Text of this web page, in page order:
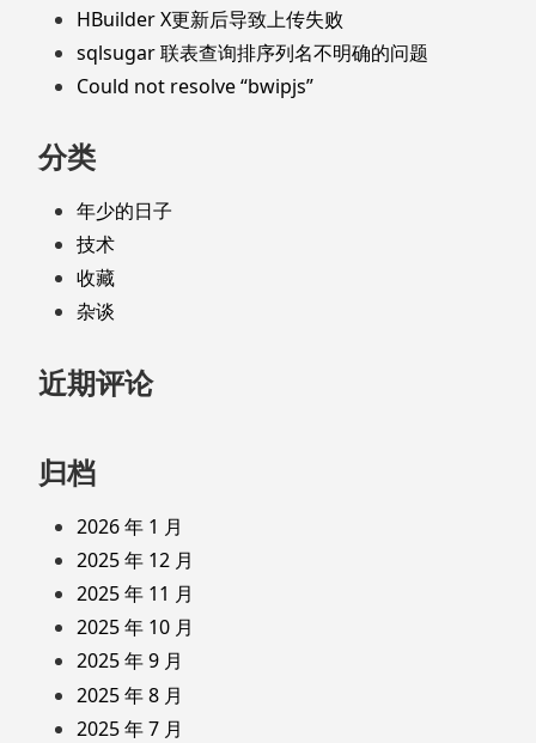
HBuilder X更新后导致上传失败
sqlsugar 联表查询排序列名不明确的问题
Could not resolve “bwipjs”
分类
年少的日子
技术
收藏
杂谈
近期评论
归档
2026 年 1 月
2025 年 12 月
2025 年 11 月
2025 年 10 月
2025 年 9 月
2025 年 8 月
2025 年 7 月